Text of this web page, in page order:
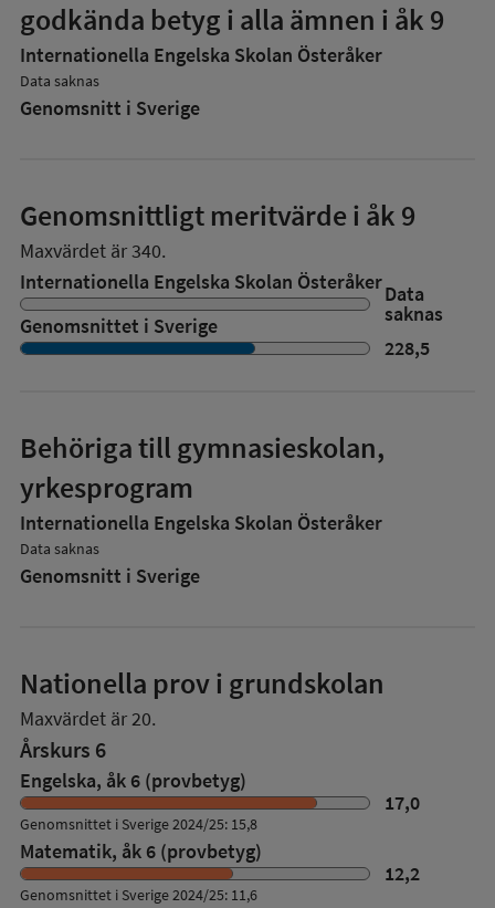
godkända betyg i alla ämnen i åk 9
Internationella Engelska Skolan Österåker
Data saknas
Genomsnitt i Sverige
Genomsnittligt meritvärde i åk 9
Maxvärdet är 340.
Internationella Engelska Skolan ÖsteråkerData
saknas
Genomsnittet i Sverige
228,5
Behöriga till gymnasieskolan,
yrkesprogram
Internationella Engelska Skolan Österåker
Data saknas
Genomsnitt i Sverige
Nationella prov i grundskolan
Maxvärdet är 20.
Årskurs 6
Engelska, åk 6 (provbetyg)
17,0
Genomsnittet i Sverige 2024/25: 15,8
Matematik, åk 6 (provbetyg)
12,2
Genomsnittet i Sverige 2024/25: 11,6